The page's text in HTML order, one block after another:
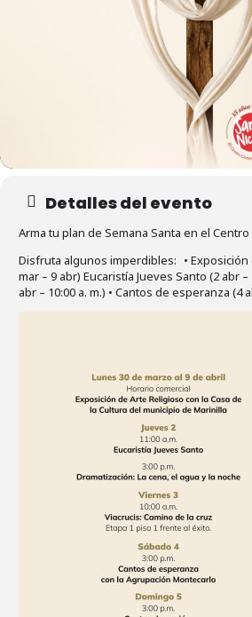
Detalles del evento
Arma tu plan de Semana Santa en el Centro
Disfruta algunos imperdibles:​ •
mar – 9 abr) Eucaristía Jueves Santo (2 abr –
abr – 10:00 a. m.) • Cantos de esperanza (4